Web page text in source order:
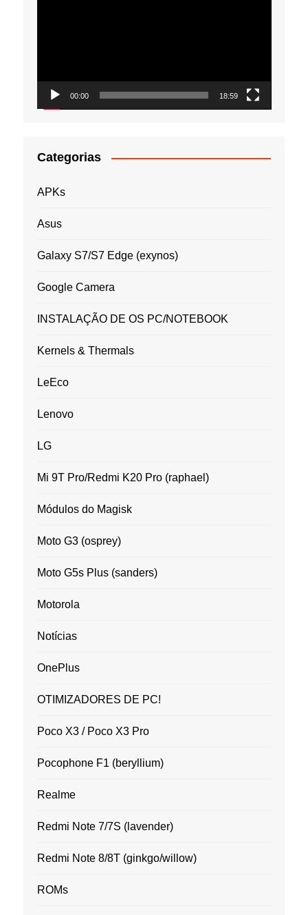
00:00 18:59
Categorias
APKs
Asus
Galaxy S7/S7 Edge (exynos)
Google Camera
INSTALAÇÃO DE OS PC/NOTEBOOK
Kernels & Thermals
LeEco
Lenovo
LG
Mi 9T Pro/Redmi K20 Pro (raphael)
Módulos do Magisk
Moto G3 (osprey)
Moto G5s Plus (sanders)
Motorola
Notícias
OnePlus
OTIMIZADORES DE PC!
Poco X3 / Poco X3 Pro
Pocophone F1 (beryllium)
Realme
Redmi Note 7/7S (lavender)
Redmi Note 8/8T (ginkgo/willow)
ROMs